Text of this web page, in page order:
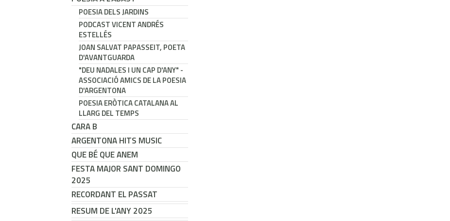
POESIA DELS JARDINS
PODCAST VICENT ANDRÉS
ESTELLÉS
JOAN SALVAT PAPASSEIT, POETA
D'AVANTGUARDA
"DEU NADALES I UN CAP D'ANY" -
ASSOCIACIÓ AMICS DE LA POESIA
D'ARGENTONA
POESIA ERÒTICA CATALANA AL
LLARG DEL TEMPS
CARA B
ARGENTONA HITS MUSIC
QUE BÉ QUE ANEM
FESTA MAJOR SANT DOMINGO
2025
RECORDANT EL PASSAT
RESUM DE L'ANY 2025